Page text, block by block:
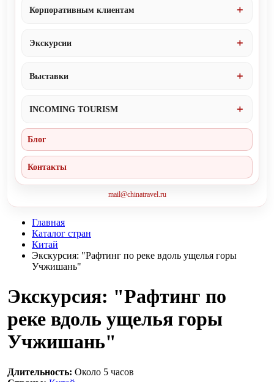
Корпоративным клиентам
Экскурсии
Выставки
INCOMING TOURISM
Блог
Контакты
mail@chinatravel.ru
Главная
Каталог стран
Китай
Экскурсия: "Рафтинг по реке вдоль ущелья горы
Учжишань"
Экскурсия: "Рафтинг по
реке вдоль ущелья горы
Учжишань"
Длительность: Около 5 часов